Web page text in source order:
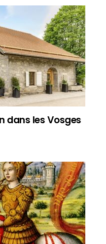
dans les Vosges